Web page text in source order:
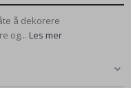
å dekorere
og... Les mer